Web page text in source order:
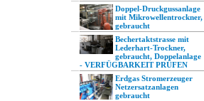
Doppel-Druckgussanlage
mit Mikrowellentrockner,
gebraucht
Bechertaktstrasse mit
Lederhart-Trockner,
gebraucht, Doppelanlage
- VERFÜGBARKEIT PRÜFEN
Erdgas Stromerzeuger
Netzersatzanlagen
gebraucht